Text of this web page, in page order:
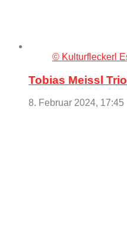
© Kulturfleckerl
Tobias Meissl
8. Februar 2024, 17:45